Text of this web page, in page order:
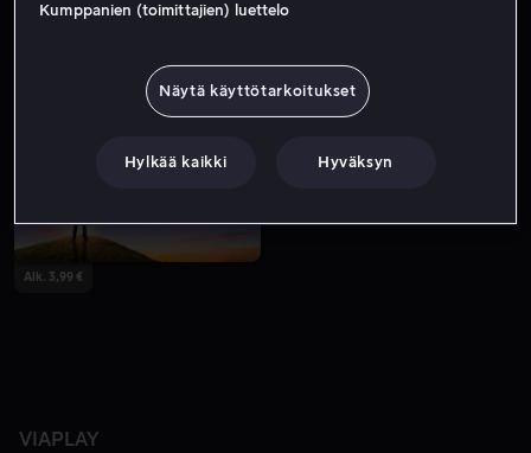
Vain meillä
Alk. 3,99 €
VIAPLAY
Kumppanien (toimittajien) luettelo
Näytä käyttötarkoitukset
Hylkää kaikki Hyväksyn